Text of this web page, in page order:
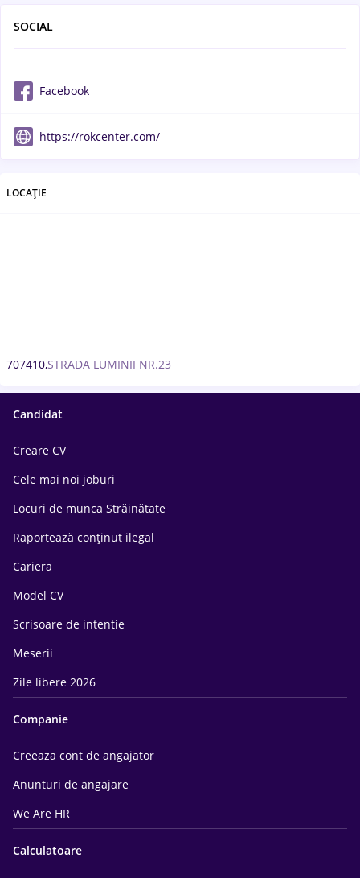
SOCIAL
Facebook
https://rokcenter.com/
LOCAȚIE
707410,STRADA LUMINII NR.23
Candidat
Creare CV
Cele mai noi joburi
Locuri de munca Străinătate
Raportează conținut ilegal
Cariera
Model CV
Scrisoare de intentie
Meserii
Zile libere 2026
Companie
Creeaza cont de angajator
Anunturi de angajare
We Are HR
Calculatoare